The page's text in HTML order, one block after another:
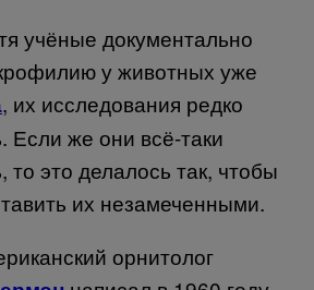
учёные документально
у животных уже
, их исследования редко
Если же они всё-таки
то это делалось так, чтобы
их незамеченными.
орнитолог